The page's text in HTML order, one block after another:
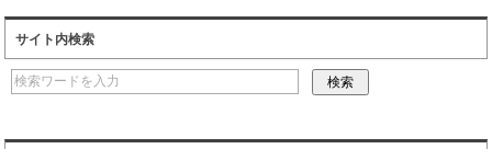
サイト内検索